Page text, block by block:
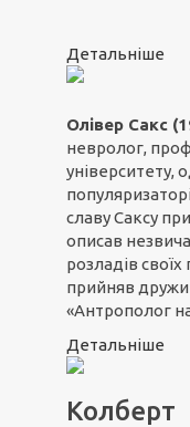
Детальніше
Олівер Сакс
невролог,
університету,
славу Саксу
описав
розладів своїх
прийняв
«Антрополог
Детальніше
Колберт